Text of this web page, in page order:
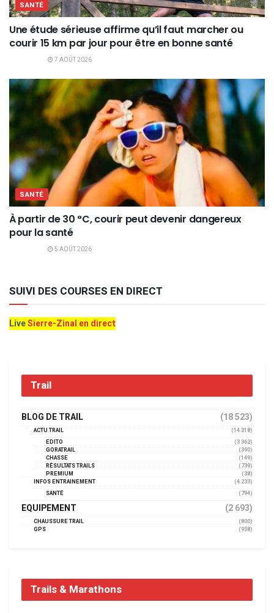
SANTÉ
Une étude sérieuse affirme qu’il faut marcher ou
courir 15 km par jour pour être en bonne santé
7 AOÛT 2026
SANTÉ
À partir de 30 °C, courir peut devenir dangereux
pour la santé
5 AOÛT 2026
SUIVI DES COURSES EN DIRECT
LiveSierre-Zinal en direct
Trail
BLOG DE TRAIL (18 523)
ACTU TRAIL
(14 318)
EDITO
(3 362)
GORATRAIL
(390)
CHASSE
(149)
RÉSULTATS TRAILS
(739)
PREMIUM
(38)
INFOS ENTRAINEMENT
(4 233)
SANTÉ
(794)
EQUIPEMENT (2 693)
CHAUSSURE TRAIL
(800)
GPS
(958)
Trails & Marathons